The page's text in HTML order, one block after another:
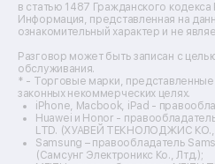
Ремонт оптических
Ремонт
Ремонт видеокамер
Ремонт эхолотов
Ремонт 3d-принтеров
Ремонт прицелов ночного
Ремонт винных шкафов
Ремонт выпрямителей
Ремонт сушилок для рук
в статью 1487 Гражданского
Информация, представленная на
ознакомительный характер и не
Разговор может быть записан с
обслуживания.
* - Торговые марки, представленные
законных некоммерческих целях.
iPhone, Macbook, iPad -
Huawei и Honor -
LTD. (ХУАВЕЙ ТЕКНОЛОДЖИС КО.,
Samsung – правообладатель
(Самсунг Электроникс Ко., Лтд.);